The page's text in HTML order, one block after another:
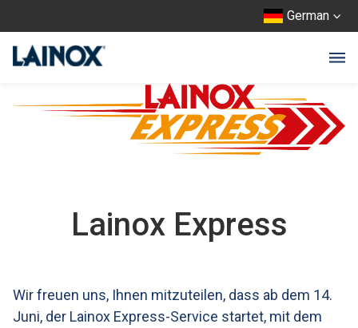
German
Lainox Express
Wir freuen uns, Ihnen mitzuteilen, dass ab dem 14.
Juni, der Lainox Express-Service startet, mit dem